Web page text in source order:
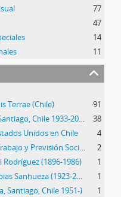
77
47
14
11
Terrae (Chile)
91
Ercilla (revista, Santiago, Chile 1933-2015)
38
Unidos en Chile
4
Ministerio del Trabajo y Previsión Social (1959-)
2
Rodríguez (1896-1986)
1
Sergio Covarrubias Sanhueza (1923-2017)
1
Santiago, Chile 1951-)
1